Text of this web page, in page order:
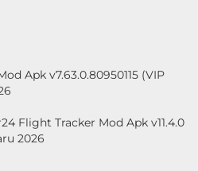
Apk v7.63.0.80950115 (VIP
Flight Tracker Mod Apk v11.4.0
2026